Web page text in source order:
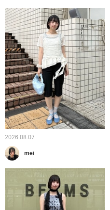
2026.08.07
mei